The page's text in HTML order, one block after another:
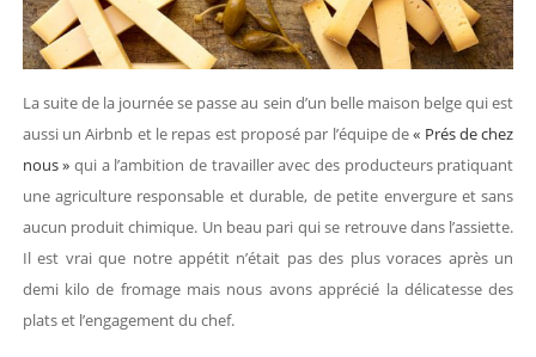
La suite de la journée se passe au sein d’un belle maison belge qui est
aussi un Airbnb et le repas est proposé par l’équipe de« Prés de chez
nous » qui a l’ambition de travailler avec des producteurs pratiquant
une agriculture responsable et durable, de petite envergure et sans
aucun produit chimique. Un beau pari qui se retrouve dans l’assiette.
Il est vrai que notre appétit n’était pas des plus voraces après un
demi kilo de fromage mais nous avons apprécié la délicatesse des
plats et l’engagement du chef.